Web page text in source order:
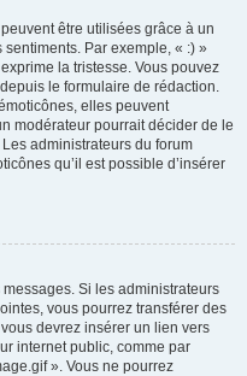
être utilisées grâce à un
Par exemple, « :) »
la tristesse. Vous pouvez
le formulaire de rédaction.
elles peuvent
modérateur pourrait décider de le
administrateurs du forum
qu’il est possible d’insérer
Si les administrateurs
vous pourrez transférer des
devrez insérer un lien vers
internet public, comme par
». Vous ne pourrez